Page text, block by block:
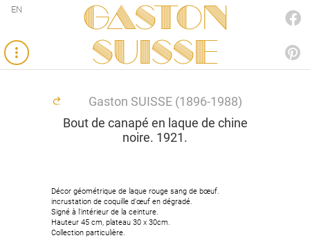
Gaston
SUISSE
EN
Gaston SUISSE (1896-1988)
Bout de canapé en laque de chine
noire. 1921.
Décor géométrique de laque rouge sang de bœuf.
incrustation de coquille d'œuf en dégradé.
Signé à l'intérieur de la ceinture.
Hauteur 45 cm, plateau 30 x 30cm.
Collection particulière.